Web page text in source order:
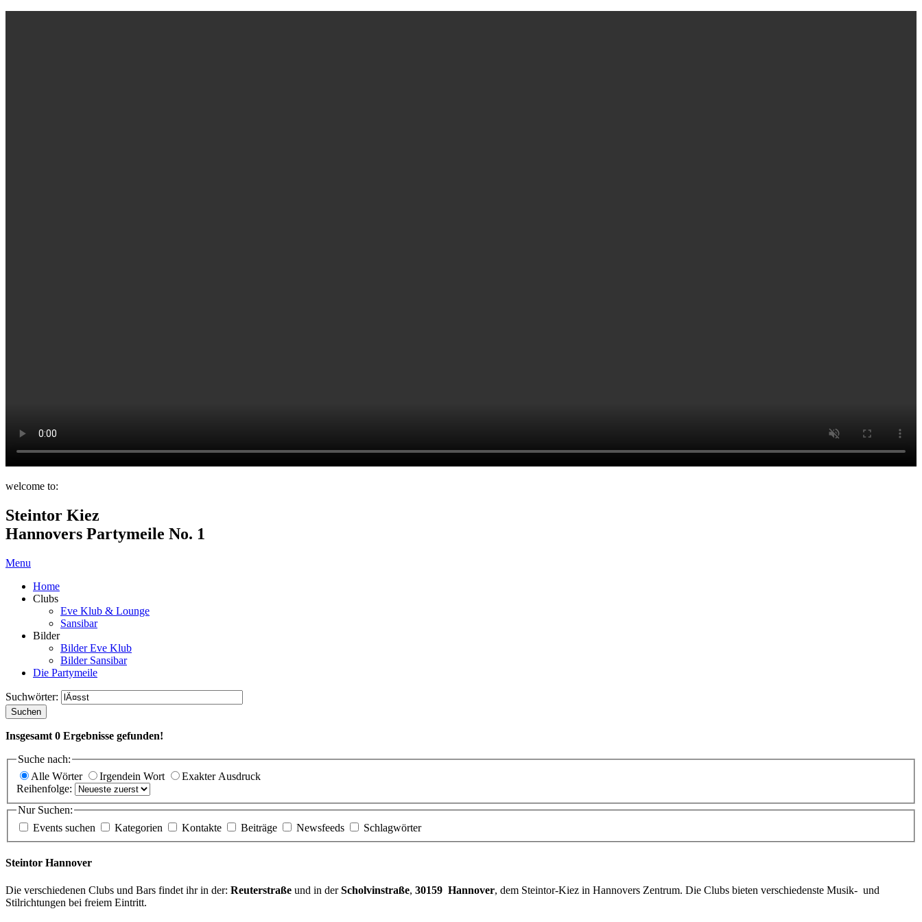
welcome to:
Steintor Kiez
Hannovers Partymeile No. 1
Menu
Home
Clubs
Eve Klub & Lounge
Sansibar
Bilder
Bilder Eve Klub
Bilder Sansibar
Die Partymeile
Suchwörter:
Suchen
Insgesamt 0 Ergebnisse gefunden!
Suche nach:
Alle Wörter
Irgendein Wort
Exakter Ausdruck
Reihenfolge:
Nur Suchen:
Events suchen
Kategorien Kontakte Beiträge Newsfeeds Schlagwörter
Steintor Hannover
Die verschiedenen Clubs und Bars findet ihr in der: Reuterstraße und in derScholvinstraße, 30159 Hannover, dem Steintor-Kiez in Hannovers Zentrum. Die Clubs bieten verschiedenste Musik- und
Stilrichtungen bei freiem Eintritt.